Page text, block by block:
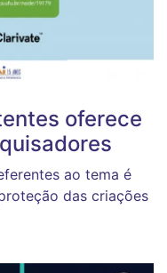
oferece
ao tema é
das criações